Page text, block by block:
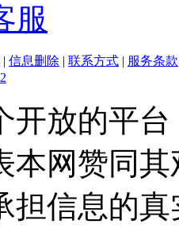
服
| 信息删除 | 联系方式 | 服务条款
开放的平
本网赞同
担信息的